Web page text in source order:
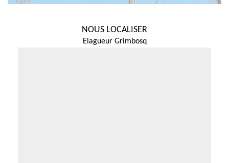
NOUS LOCALISER
Elagueur Grimbosq